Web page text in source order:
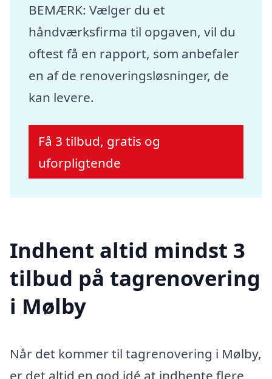
BEMÆRK: Vælger du et
håndværksfirma til opgaven, vil du
oftest få en rapport, som anbefaler
en af de renoveringsløsninger, de
kan levere.
Få 3 tilbud, gratis og
uforpligtende
Indhent altid mindst 3
tilbud på tagrenovering
i Mølby
Når det kommer til tagrenovering i Mølby,
er det altid en god idé at indhente flere